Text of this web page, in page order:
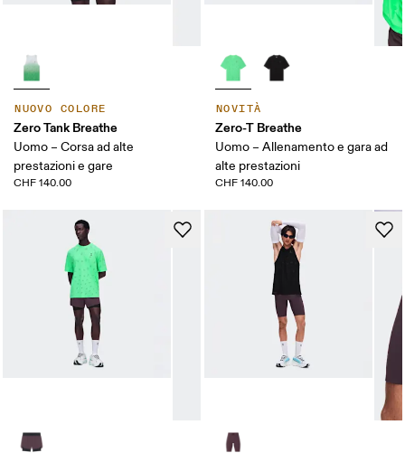
NUOVO COLORE
Zero Tank Breathe
Uomo – Corsa ad alte
prestazioni e gare
CHF 140.00
NOVITÀ
Zero-T Breathe
Uomo – Allenamento e gara ad
alte prestazioni
CHF 140.00